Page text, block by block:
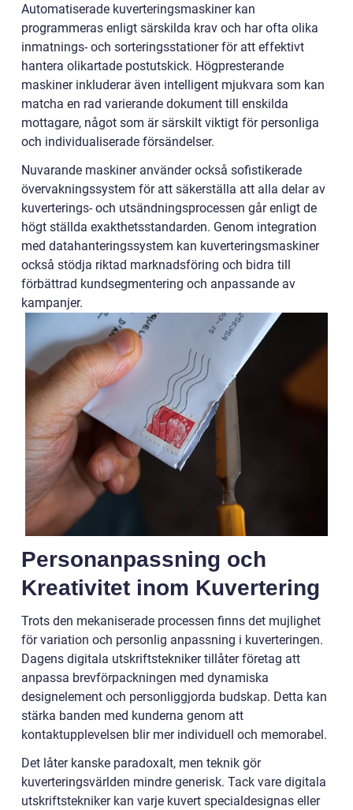
Automatiserade kuverteringsmaskiner kan
programmeras enligt särskilda krav och har ofta olika
inmatnings- och sorteringsstationer för att effektivt
hantera olikartade postutskick. Högpresterande
maskiner inkluderar även intelligent mjukvara som kan
matcha en rad varierande dokument till enskilda
mottagare, något som är särskilt viktigt för personliga
och individualiserade försändelser.
Nuvarande maskiner använder också sofistikerade
övervakningssystem för att säkerställa att alla delar av
kuverterings- och utsändningsprocessen går enligt de
högt ställda exakthetsstandarden. Genom integration
med datahanteringssystem kan kuverteringsmaskiner
också stödja riktad marknadsföring och bidra till
förbättrad kundsegmentering och anpassande av
kampanjer.
Personanpassning och
Kreativitet inom Kuvertering
Trots den mekaniserade processen finns det mujlighet
för variation och personlig anpassning i kuverteringen.
Dagens digitala utskriftstekniker tillåter företag att
anpassa brevförpackningen med dynamiska
designelement och personliggjorda budskap. Detta kan
stärka banden med kunderna genom att
kontaktupplevelsen blir mer individuell och memorabel.
Det låter kanske paradoxalt, men teknik gör
kuverteringsvärlden mindre generisk. Tack vare digitala
utskriftstekniker kan varje kuvert specialdesignas eller